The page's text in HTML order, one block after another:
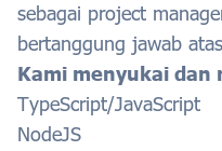
sebagai project
bertanggung jawab
Kami menyukai dan
TypeScript/JavaScript
NodeJS